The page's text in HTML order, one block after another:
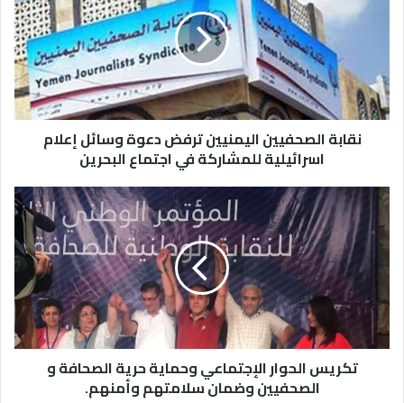
نقابة الصحفيين اليمنيين ترفض دعوة وسائل إعلام
اسرائيلية للمشاركة في اجتماع البحرين
تكريس الحوار الإجتماعي وحماية حرية الصحافة و
الصحفيين وضمان سلامتهم وأمنهم.